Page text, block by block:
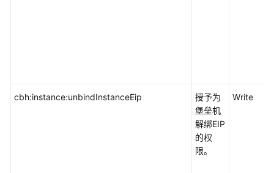
cbh:instance:unbindInstanceEip
授予为
堡垒机
解绑EIP
的权
限。
Write